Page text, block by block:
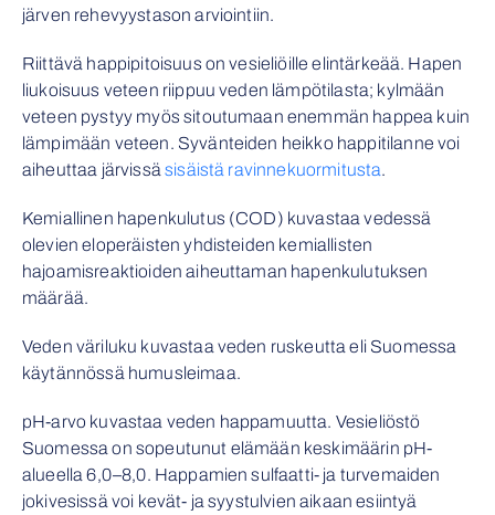
järven rehevyystason arviointiin.
Riittävä happipitoisuus on vesieliöille elintärkeää. Hapen
liukoisuus veteen riippuu veden lämpötilasta; kylmään
veteen pystyy myös sitoutumaan enemmän happea kuin
lämpimään veteen. Syvänteiden heikko happitilanne voi
aiheuttaa järvissäsisäistä ravinnekuormitusta.
Kemiallinen hapenkulutus (COD) kuvastaa vedessä
olevien eloperäisten yhdisteiden kemiallisten
hajoamisreaktioiden aiheuttaman hapenkulutuksen
määrää.
Veden väriluku kuvastaa veden ruskeutta eli Suomessa
käytännössä humusleimaa.
pH-arvo kuvastaa veden happamuutta. Vesieliöstö
Suomessa on sopeutunut elämään keskimäärin pH-
alueella 6,0–8,0. Happamien sulfaatti- ja turvemaiden
jokivesissä voi kevät- ja syystulvien aikaan esiintyä